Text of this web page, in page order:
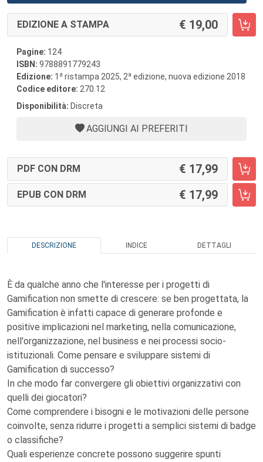
EDIZIONE A STAMPA 19,00
Pagine: 124
ISBN: 9788891779243
Edizione: 1 a ristampa 2025, 2a edizione, nuova edizione 2018
Codice editore: 270.12
Disponibilità: Discreta
AGGIUNGI AI PREFERITI
PDF CON DRM 17,99
EPUB CON DRM 17,99
DESCRIZIONE INDICE DETTAGLI
È da qualche anno che l'interesse per i progetti di
Gamification non smette di crescere: se ben progettata, la
Gamification è infatti capace di generare profonde e
positive implicazioni nel marketing, nella comunicazione,
nell'organizzazione, nel business e nei processi socio-
istituzionali. Come pensare e sviluppare sistemi di
Gamification di successo?
In che modo far convergere gli obiettivi organizzativi con
quelli dei giocatori?
Come comprendere i bisogni e le motivazioni delle persone
coinvolte, senza ridurre i progetti a semplici sistemi di badge
o classifiche?
Quali esperienze concrete possono suggerire spunti